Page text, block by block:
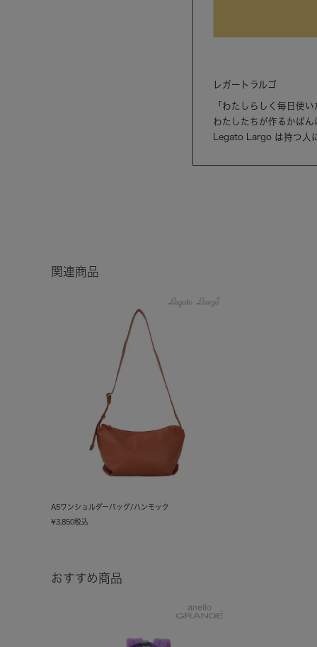
レガートラルゴ
「わたしらしく毎日使
わたしたちが作るかば
Legato Largo は持つ人
関連商品
A5ワンショルダーバッグ/ハンモック
¥3,850税込
おすすめ商品